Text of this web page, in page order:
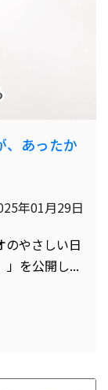
、あったか
年01月29日
のやさしい日
」を公開し...